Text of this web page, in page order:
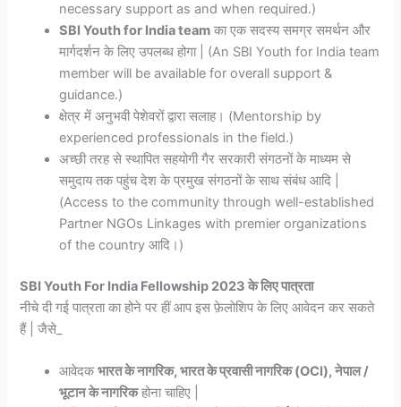
necessary support as and when required.)
SBI Youth for India team का एक सदस्य समग्र समर्थन और
मार्गदर्शन के लिए उपलब्ध होगा | (An SBI Youth for India team
member will be available for overall support &
guidance.)
क्षेत्र में अनुभवी पेशेवरों द्वारा सलाह। (Mentorship by
experienced professionals in the field.)
अच्छी तरह से स्थापित सहयोगी गैर सरकारी संगठनों के माध्यम से
समुदाय तक पहुंच देश के प्रमुख संगठनों के साथ संबंध आदि |
(Access to the community through well-established
Partner NGOs Linkages with premier organizations
of the country आदि।)
SBI Youth For India Fellowship 2023 के लिए पात्रता
नीचे दी गई पात्रता का होने पर हीं आप इस फ़ेलोशिप के लिए आवेदन कर सकते
हैं | जैसे_
आवेदकभारत के नागरिक, भारत के प्रवासी नागरिक (OCI), नेपाल /
भूटान के नागरिकहोना चाहिए |